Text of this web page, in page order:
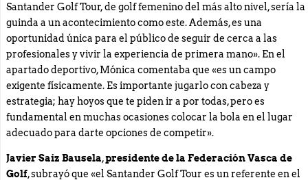
Santander Golf Tour, de golf femenino del más alto nivel, sería la
guinda a un acontecimiento como este. Además, es una
oportunidad única para el público de seguir de cerca a las
profesionales y vivir la experiencia de primera mano». En el
apartado deportivo, Mónica comentaba que «es un campo
exigente físicamente. Es importante jugarlo con cabeza y
estrategia; hay hoyos que te piden ir a por todas, pero es
fundamental en muchas ocasiones colocar la bola en el lugar
adecuado para darte opciones de competir».
Javier Saiz Bausela,presidente de la Federación Vasca de
Golf, subrayó que «el Santander Golf Tour es un referente en el